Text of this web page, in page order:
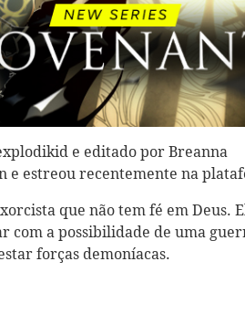
e editado por Breanna
e estreou recentemente na
que não tem fé em Deus.
com a possibilidade de uma
forças demoníacas.